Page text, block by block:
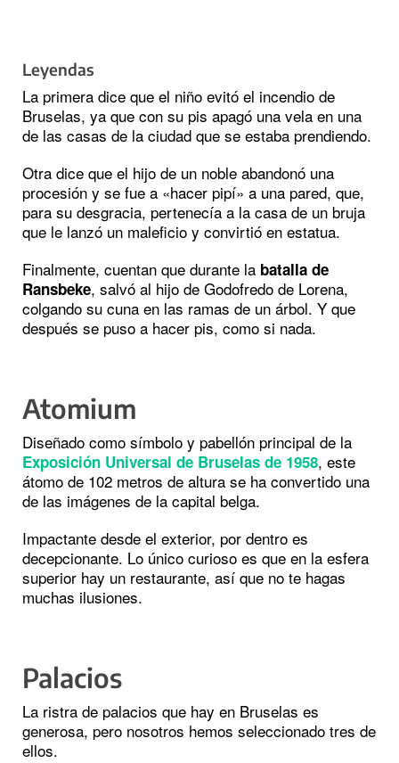
Leyendas
La primera dice que el niño evitó el incendio de
Bruselas, ya que con su pis apagó una vela en una
de las casas de la ciudad que se estaba prendiendo.
Otra dice que el hijo de un noble abandonó una
procesión y se fue a «hacer pipí» a una pared, que,
para su desgracia, pertenecía a la casa de un bruja
que le lanzó un maleficio y convirtió en estatua.
Finalmente, cuentan que durante la batalla de
Ransbeke, salvó al hijo de Godofredo de Lorena,
colgando su cuna en las ramas de un árbol. Y que
después se puso a hacer pis, como si nada.
Atomium
Diseñado como símbolo y pabellón principal de la
Exposición Universal de Bruselas de 1958, este
átomo de 102 metros de altura se ha convertido una
de las imágenes de la capital belga.
Impactante desde el exterior, por dentro es
decepcionante. Lo único curioso es que en la esfera
superior hay un restaurante, así que no te hagas
muchas ilusiones.
Palacios
La ristra de palacios que hay en Bruselas es
generosa, pero nosotros hemos seleccionado tres de
ellos.